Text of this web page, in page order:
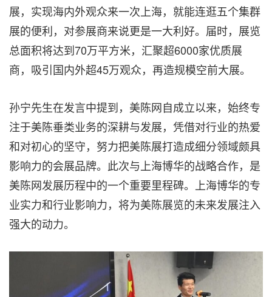
展，实现海内外观众来一次上海，就能连逛五个集群
展的便利，对参展商来说更是一大利好。届时，展览
总面积将达到70万平方米，汇聚超6000家优质展
商，吸引国内外超45万观众，再造规模空前大展。
孙宁先生在发言中提到，美陈网自成立以来，始终专
注于美陈垂类业务的深耕与发展，凭借对行业的热爱
和对初心的坚守，努力把美陈展打造成细分领域颇具
影响力的会展品牌。此次与上海博华的战略合作，是
美陈网发展历程中的一个重要里程碑。上海博华的专
业实力和行业影响力，将为美陈展览的未来发展注入
强大的动力。